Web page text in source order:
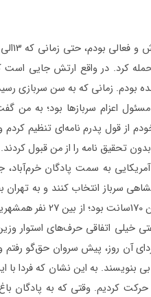
کرد. در واقع ارتش جایی است
مسئول اعزام سربازها بود؛ به من
از قول پدرم نامه‌ای تنظیم کردم
به سمت پادگان
سرباز انتخاب کنند و به تهران
خیلی اتفاقی حرف‌های استوار
آن روز، پیش سروان حق‌گو
بنویسند. به این نشان که فردا
کردیم. وقتی که به پادگان